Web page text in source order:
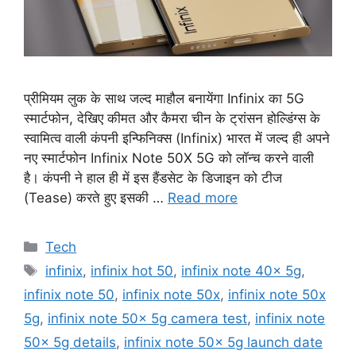
प्रीमियम लुक के साथ जल्द माहौल बनायेंगा Infinix का 5G
स्मार्टफोन, देखिए कीमत और कैमरा चीन के ट्रांसन होल्डिंग्स के
स्वामित्व वाली कंपनी इन्फिनिक्स (Infinix) भारत में जल्द ही अपने
नए स्मार्टफोन Infinix Note 50X 5G को लॉन्च करने वाली
है। कंपनी ने हाल ही में इस हैंडसेट के डिजाइन को टीज
(Tease) करते हुए इसकी … Read more
Categories
Tech
Tags
infinix, infinix hot 50, infinix note 40x 5g,
infinix note 50, infinix note 50x, infinix note 50x
5g, infinix note 50x 5g camera test, infinix note
50x 5g details, infinix note 50x 5g launch date